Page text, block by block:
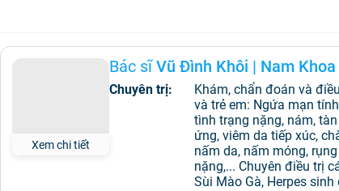
Xem chi tiết
Bác sĩ Vũ Đình Khôi | Nam
Chuyên trị:
Khám, chẩn đoán và
và trẻ em: Ngứa mạn
tình trạng nặng, nám,
ứng, viêm da tiếp xúc,
nấm da, nấm móng,
nặng,... Chuyên điều trị
Sùi Mào Gà, Herpes sinh